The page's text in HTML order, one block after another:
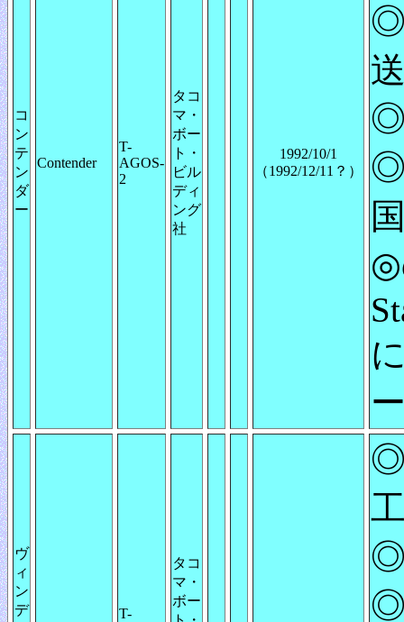
コ
ン
テ
ン
ダ
ー
Contender
T-
AGOS-
2
タコ
マ・
ボー
ト・
ビル
ディ
ング
社
1992/10/1
（1992/12/11？）
◎
◎
ヴ
ィ
ン
デ
T-
タコ
マ・
ボー